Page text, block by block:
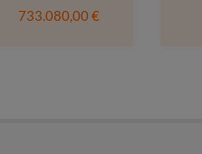
733.080,00 €